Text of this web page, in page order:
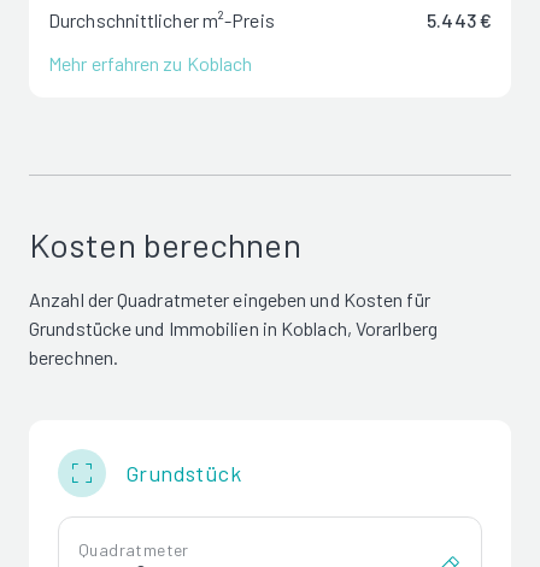
Durchschnittlicher m²-Preis
5.443 €
Mehr erfahren zu Koblach
Kosten berechnen
Anzahl der Quadratmeter eingeben und Kosten für
Grundstücke und Immobilien in Koblach, Vorarlberg
berechnen.
Grundstück
Quadratmeter